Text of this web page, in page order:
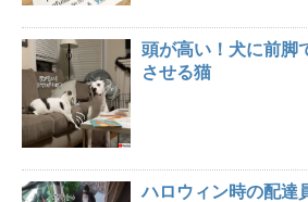
頭が高い！犬に前脚
させる猫
ハロウィン時の配達